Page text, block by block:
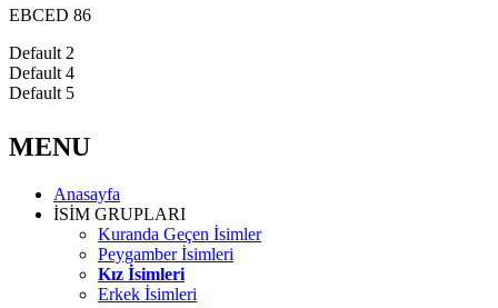
EBCED 86
Default 2
Default 4
Default 5
MENU
Anasayfa
İSİM GRUPLARI
Kuranda Geçen İsimler
Peygamber İsimleri
Kız İsimleri
Erkek İsimleri